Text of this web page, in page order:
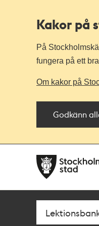
Kakor på
På
fungera på ett
Om kakor på
Godkänn
navigationen
huvudinnehållet
Sök